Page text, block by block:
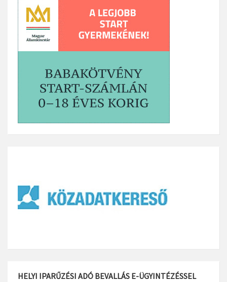
HELYI IPARŰZÉSI ADÓ BEVALLÁS E-ÜGYINTÉZÉSSEL